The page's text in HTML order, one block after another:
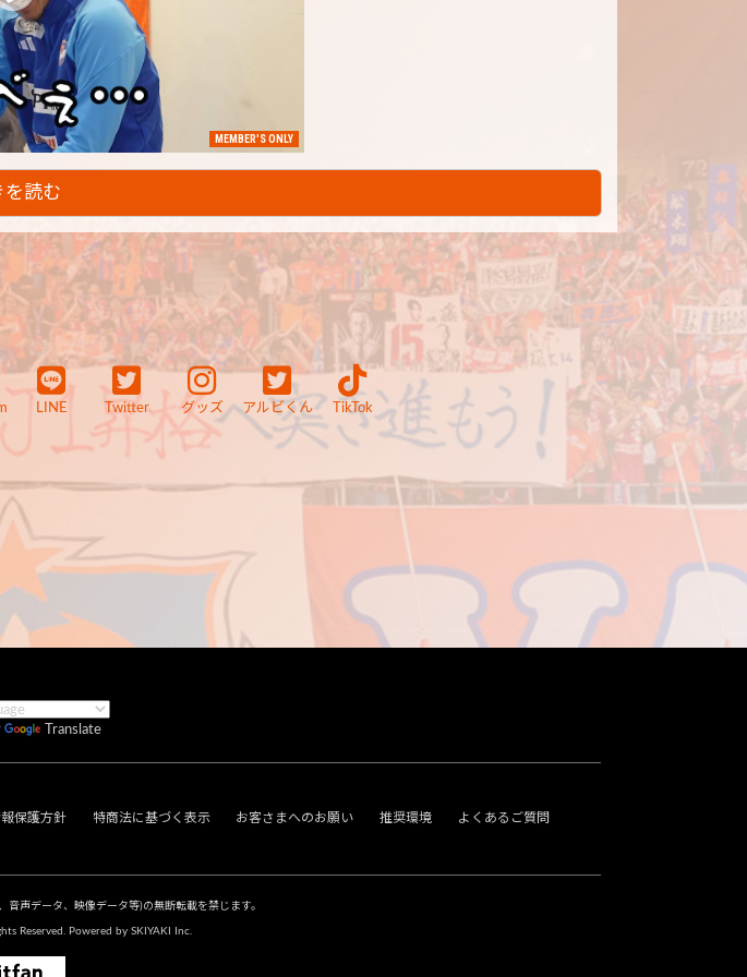
MEMBER'S ONLY
を読む
LINE Twitter グッズ アルビくん TikTok
Translate
保護方針 特商法に基づく表示 お客さまへのお願い 推奨環境 よくあるご質問
音声データ、映像データ等)の無断転載を禁じます。
Reserved. Powered by SKIYAKI Inc.